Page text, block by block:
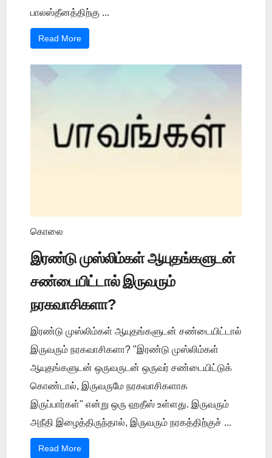
பாலஸ்தீனத்திற்கு ...
Read More
கொலை
இரண்டு முஸ்லிம்கள் ஆயுதங்களுடன்
சண்டையிட்டால் இருவரும்
நரகவாசிகளா?
இரண்டு முஸ்லிம்கள் ஆயுதங்களுடன் சண்டையிட்டால்
இருவரும் நரகவாசிகளா? "இரண்டு முஸ்லிம்கள்
ஆயுதங்களுடன் ஒருவருடன் ஒருவர் சண்டையிட்டுக்
கொண்டால், இருவருமே நரகவாசிகளாக
இருப்பார்கள்" என்று ஒரு ஹதீஸ் உள்ளது. இருவரும்
அநீதி இழைத்திருந்தால், இருவரும் நரகத்திற்குச் ...
Read More